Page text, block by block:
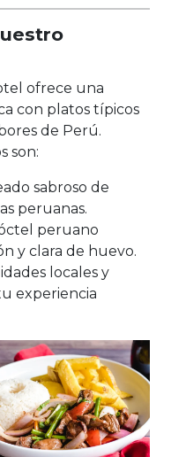
ofrece una
con platos típicos
de Perú.
son:
sabroso de
peruanas.
peruano
y clara de huevo.
locales y
experiencia